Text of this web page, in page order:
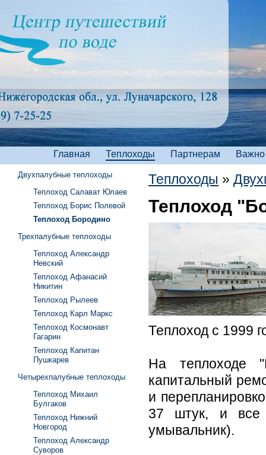
Главная Теплоходы Партнерам Важно
Теплоходы »
Теплоход
Теплоход с 1999
На теплоходе
капитальный
и
37 штук, и все
умывальник).
Двухпалубные теплоходы
Теплоход Салават Юлаев
Теплоход Борис Полевой
Теплоход Бородино
Трехпалубные теплоходы
Теплоход Александр
Невский
Теплоход Афанасий
Никитин
Теплоход Рылеев
Теплоход Карл Маркс
Теплоход Космонавт
Гагарин
Теплоход Капитан
Пушкарев
Четырехпалубные теплоходы
Теплоход Михаил
Булгаков
Теплоход Нижний
Новгород
Теплоход Александр
Суворов